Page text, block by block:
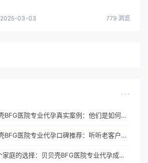
2025-03-03 779 浏览
贝贝壳BFG医院专业代孕真实案例：他们是如何在这里圆梦的
贝贝壳BFG医院专业代孕口碑推荐：听听老客户的真实评价
100个家庭的选择：贝贝壳BFG医院专业代孕成功案例分享